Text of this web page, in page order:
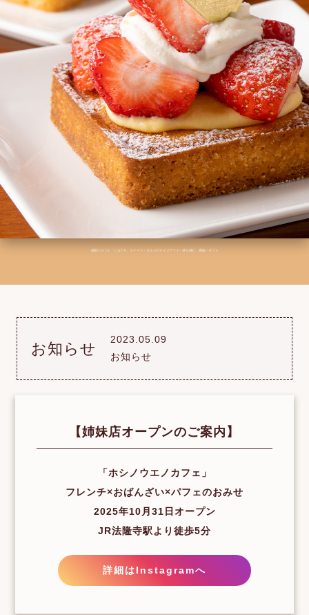
橿原のカフェ「いまでり」スイーツ・タルトのテイクアウト・持ち帰り、通販・ギフト
お知らせ
2023.05.09
お知らせ
【姉妹店オープンのご案内】
「ホシノウエノカフェ」
フレンチ×おばんざい×パフェのおみせ
2025年10月31日オープン
JR法隆寺駅より徒歩5分
詳細はInstagramへ